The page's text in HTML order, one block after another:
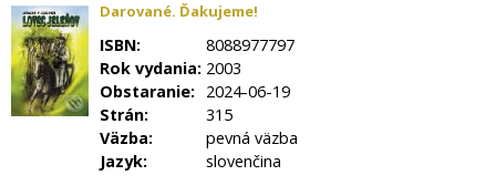
Darované. Ďakujeme!
ISBN:
8088977797
Rok vydania: 2003
Obstaranie: 2024-06-19
Strán:
315
Väzba:
pevná väzba
Jazyk:
slovenčina